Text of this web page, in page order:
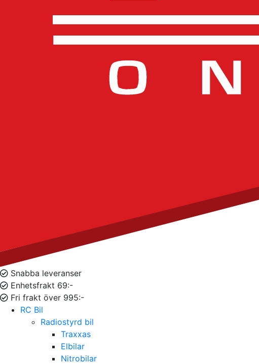
Snabba leveranser
Enhetsfrakt 69:-
Fri frakt över 995:-
RC Bil
Radiostyrd bil
Traxxas
Elbilar
Nitrobilar